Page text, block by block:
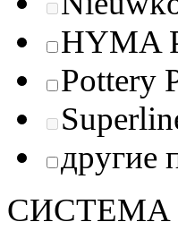
HYMA
Pottery
другие